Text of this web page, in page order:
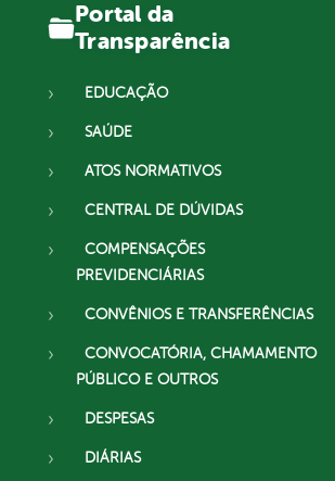
Portal da
Transparência
EDUCAÇÃO
SAÚDE
ATOS NORMATIVOS
CENTRAL DE DÚVIDAS
COMPENSAÇÕES
PREVIDENCIÁRIAS
CONVÊNIOS E TRANSFERÊNCIAS
CONVOCATÓRIA, CHAMAMENTO
PÚBLICO E OUTROS
DESPESAS
DIÁRIAS